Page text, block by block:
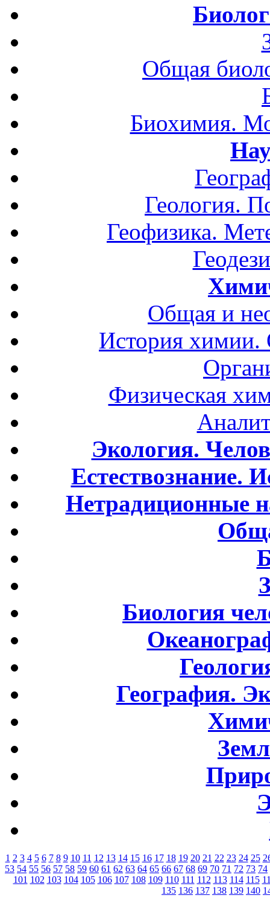
Общая
Биохимия.
Геология.
Геофизика.
Общая и
История
Физическая
Экология.
Естествознание.
Нетрадиционные
Биология
География.
1 2 3 4 5 6 7 8 9 10 11 12 13 14 15 16 17 18 19 20 21 22 23 24 25
53 54 55 56 57 58 59 60 61 62 63 64 65 66 67 68 69 70 71 72 73 74
101 102 103 104 105 106 107 108 109 110 111 112 113 114 115
135 136 137 138 139 140